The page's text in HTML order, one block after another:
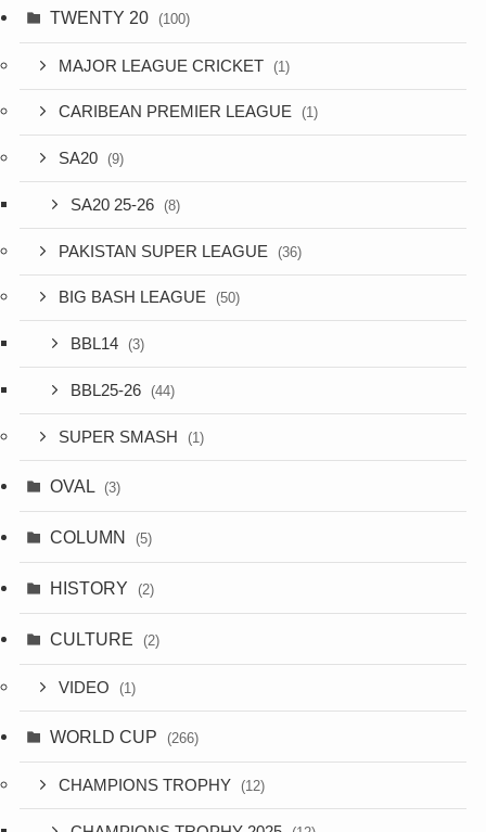
TWENTY 20 (100)
MAJOR LEAGUE CRICKET (1)
CARIBEAN PREMIER LEAGUE (1)
SA20 (9)
SA20 25-26 (8)
PAKISTAN SUPER LEAGUE (36)
BIG BASH LEAGUE (50)
BBL14 (3)
BBL25-26 (44)
SUPER SMASH (1)
OVAL (3)
COLUMN (5)
HISTORY (2)
CULTURE (2)
VIDEO (1)
WORLD CUP (266)
CHAMPIONS TROPHY (12)